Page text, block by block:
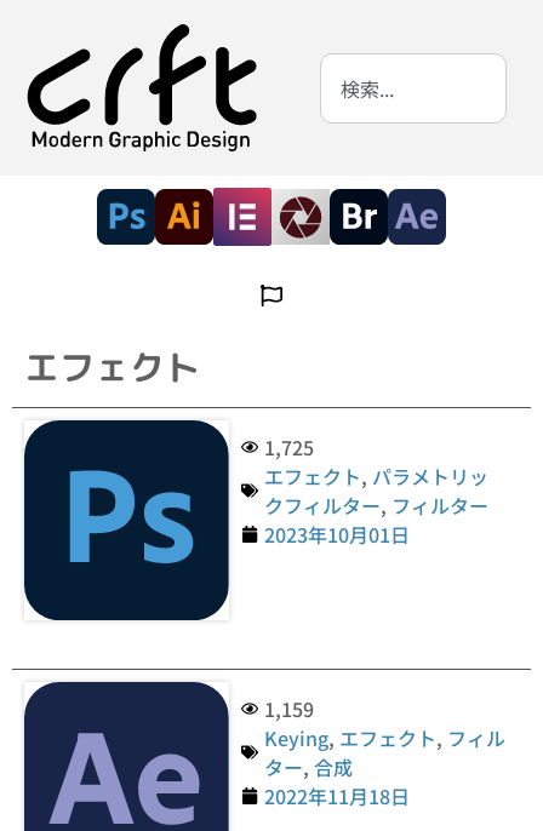
エフェクト
1,725
エフェクト, パラメトリッ
クフィルター, フィルター
2023年10月01日
1,159
Keying, エフェクト, フィル
ター,合成
2022年11月18日